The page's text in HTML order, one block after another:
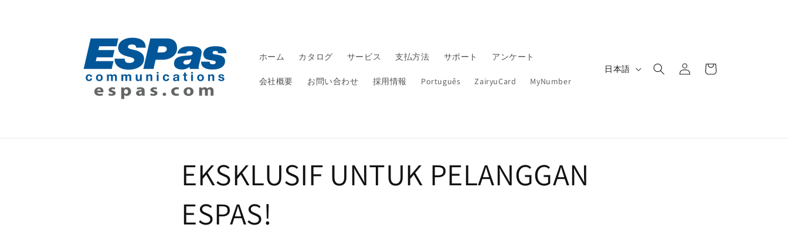
ホーム カタログ サービス 支払方法 サポート アンケート
会社概要 お問い合わせ 採用情報 Português ZairyuCard MyNumber
言
日本語
グ
イ
ー
EKSKLUSIF UNTUK PELANGGAN
ESPAS!